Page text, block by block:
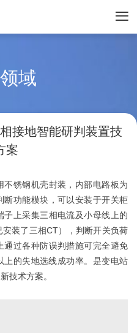

域
接地智能研判装置技
案
锈钢机壳封装，内部电路板为
功能模块，可以安装于开关柜
子上采集三相电流及小母线上的
装了三相CT），判断开关负荷
过各种防误判措施可完全避免
的失地选线成功率。是变电站
技术方案。